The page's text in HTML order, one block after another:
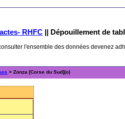
RHFC || Dépouillement de
l'ensemble des données devenez
> Zonza [Corse du Sud](o)